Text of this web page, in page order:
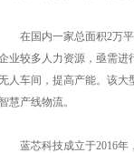
在国内一家总面积2万平
业较多人力资源，亟需进
人车间，提高产能。该大
慧产线物流。
蓝芯科技成立于2016年，